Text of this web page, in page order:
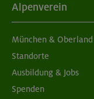
Alpenverein
München & Oberland
Standorte
Ausbildung & Jobs
Spenden